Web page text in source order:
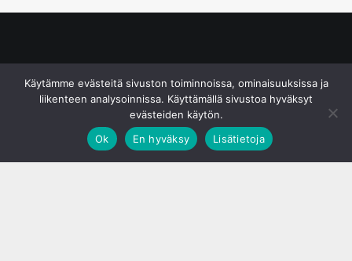
Käytämme evästeitä sivuston toiminnoissa, ominaisuuksissa ja
liikenteen analysoinnissa. Käyttämällä sivustoa hyväksyt
evästeiden käytön.
Ok
En hyväksy Lisätietoja